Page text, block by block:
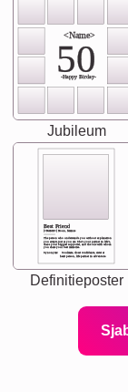
<Name>
50
-Happy Birday-
Jubileum
Best Friend
[<NAME>] Noun, feminie
Synonyms: Soulmate, closet confidante, sister at
heart person, life partner in adventure.
The person who understands you without explanation
you accepts just as you are. She's your partner in life's,
chaos your biggest supporter, and the one with whom
you share your best memories.
Definitieposter